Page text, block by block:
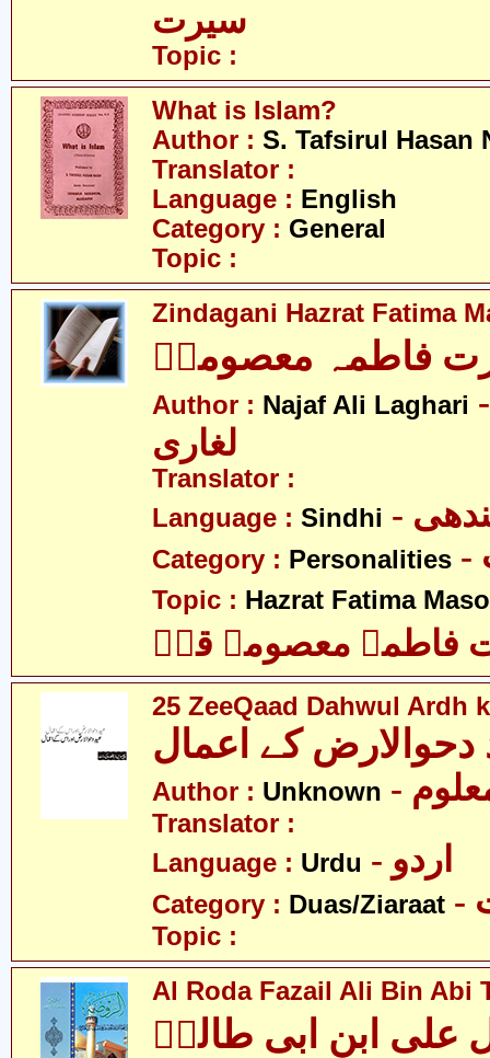
سیرت
Topic :
What is Islam?
Author : S. Tafsirul Hasan
Translator :
Language : English
Category : General
Topic :
Zindagani Hazrat Fatima
فاطمہ معصومہؑ
Author : Najaf Ali Laghari
لغاری
Translator :
Language : Sindhi
Category : Personalities
Topic : Hazrat Fatima
فاطمہ معصومہ قمؑ
25 ZeeQaad Dahwul Ardh
کے اعمال
Author : Unknown معلوم
Translator :
Language : Urdu - اردو
Category : Duas/Ziaraat
Topic :
Al Roda Fazail Ali Bin Abi
علی ابنِ ابی طالبؑ